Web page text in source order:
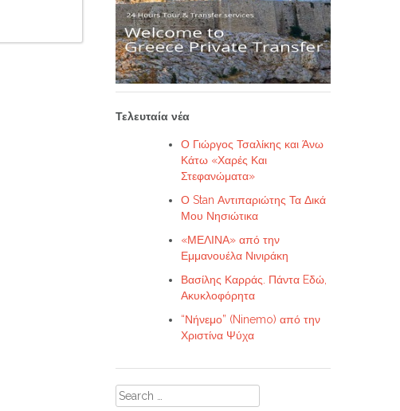
Τελευταία νέα
Ο Γιώργος Τσαλίκης και Άνω
Κάτω «Χαρές Και
Στεφανώματα»
Ο Stan Αντιπαριώτης Τα Δικά
Μου Νησιώτικα
«ΜΕΛΙΝΑ» από την
Εμμανουέλα Νινιράκη
Βασίλης Καρράς. Πάντα Eδώ,
Ακυκλοφόρητα
“Νήνεμο” (Ninemo) από την
Χριστίνα Ψύχα
Search
for: